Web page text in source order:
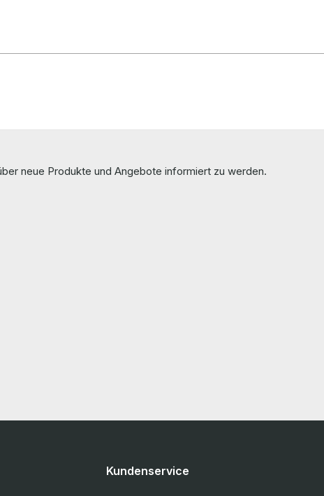
neue Produkte und Angebote informiert zu werden.
Kundenservice